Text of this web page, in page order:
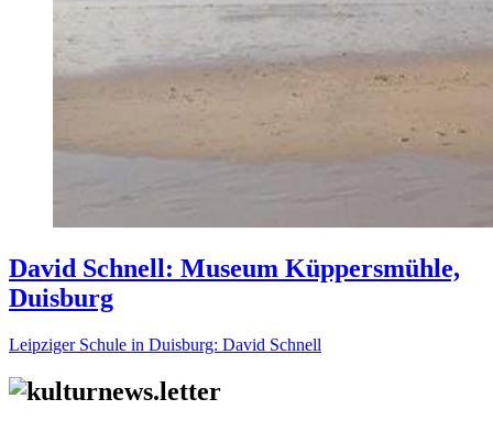
David Schnell: Museum Küppersmühle,
Duisburg
Leipziger Schule in Duisburg: David Schnell